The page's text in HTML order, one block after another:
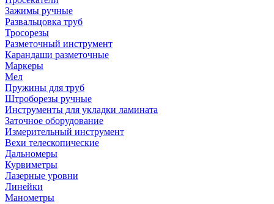
Зажимы ручные
Развальцовка труб
Тросорезы
Разметочный инструмент
Карандаши разметочные
Маркеры
Мел
Пружины для труб
Штроборезы ручные
Инструменты для укладки ламината
Заточное оборудование
Измерительный инструмент
Вехи телескопические
Дальномеры
Курвиметры
Лазерные уровни
Линейки
Манометры